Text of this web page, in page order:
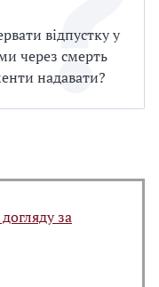
відпустку у
через смерть
надавати?
за